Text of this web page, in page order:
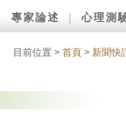
專家論述 ｜心理測
目前位置 > 首頁 > 新聞快